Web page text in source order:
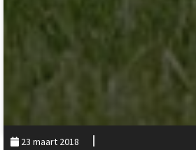
23 maart 2018